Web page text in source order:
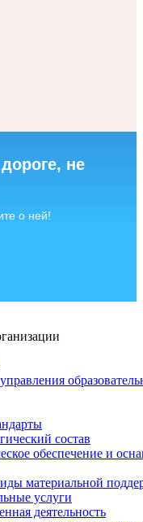
не
о ней!
состав
обеспечение и
материальной
услуги
деятельность